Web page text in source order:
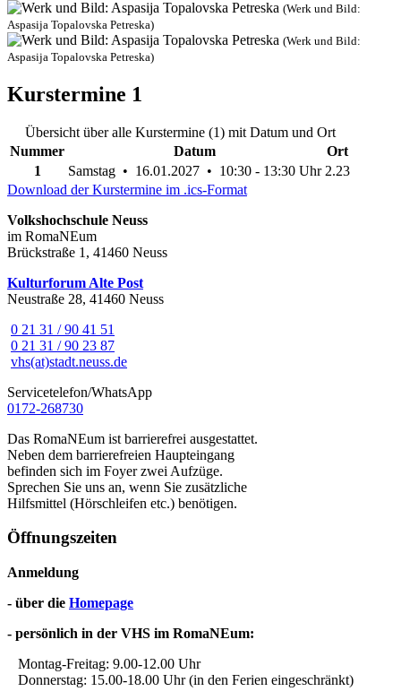
(Werk und Bild:
Aspasija Topalovska Petreska)
(Werk und Bild:
Aspasija Topalovska Petreska)
Kurstermine 1
Übersicht über alle Kurstermine (1) mit Datum und Ort
Nummer
Datum
Ort
1
Samstag • 16.01.2027 • 10:30 - 13:30 Uhr 2.23
Download der Kurstermine im .ics-Format
Volkshochschule Neuss
im RomaNEum
Brückstraße 1, 41460 Neuss
Kulturforum Alte Post
Neustraße 28, 41460 Neuss
0 21 31 / 90 41 51
0 21 31 / 90 23 87
vhs(at)stadt.neuss.de
Servicetelefon/WhatsApp
0172-268730
Das RomaNEum ist barrierefrei ausgestattet.
Neben dem barrierefreien Haupteingang
befinden sich im Foyer zwei Aufzüge.
Sprechen Sie uns an, wenn Sie zusätzliche
Hilfsmittel (Hörschleifen etc.) benötigen.
Öffnungszeiten
Anmeldung
- über die Homepage
- persönlich in der VHS im RomaNEum:
Montag-Freitag: 9.00-12.00 Uhr
Donnerstag: 15.00-18.00 Uhr (in den Ferien eingeschränkt)